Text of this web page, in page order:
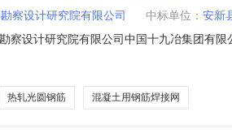
察设计研究院有限公司 中标单位： 安新
察设计研究院有限公司中国十九冶集团有
2026-03），共（3）家供应商购买了招
热轧光圆钢筋 混凝土用钢筋焊接网